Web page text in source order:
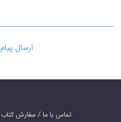
ارسال پیام از
Contact Us / Order Book | تماس با ما / سفارش کتاب